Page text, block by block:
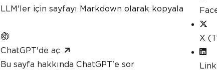
LLM'ler için sayfayı Markdown olarak kopyala
ChatGPT'de aç
Bu sayfa hakkında ChatGPT'e sor
X